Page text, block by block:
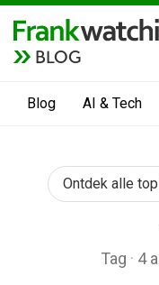
BLOG
Blog AI & Tech
Ontdek alle
Tag · 4